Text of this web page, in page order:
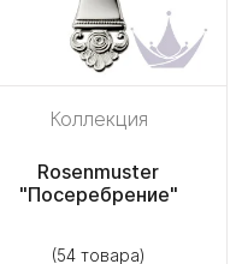
Коллекция
Rosenmuster
"Посеребрение"
(54 товара)